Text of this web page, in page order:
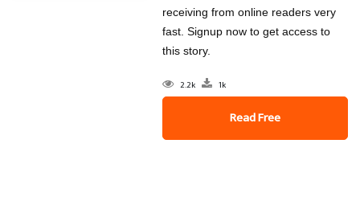
receiving from online readers very
fast. Signup now to get access to
this story.
2.2k 1k
Read Free